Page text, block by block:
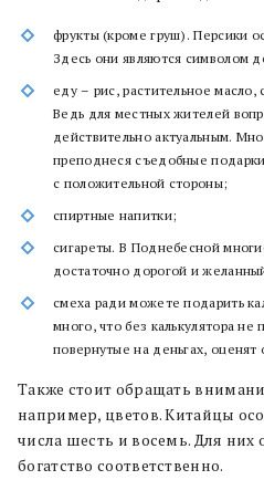
фрукты (кроме груш). Персики
Здесь они являются символом
еду – рис, растительное
Ведь для местных жителей
действительно актуальным.
преподнеся съедобные
с положительной стороны;
спиртные напитки;
сигареты. В Поднебесной
достаточно дорогой и
смеха ради можете подарить
много, что без калькулятора не
повернутые на деньгах, оценят
Также стоит обращать
например, цветов. Китайцы
числа шесть и восемь. Для них
богатство соответственно.